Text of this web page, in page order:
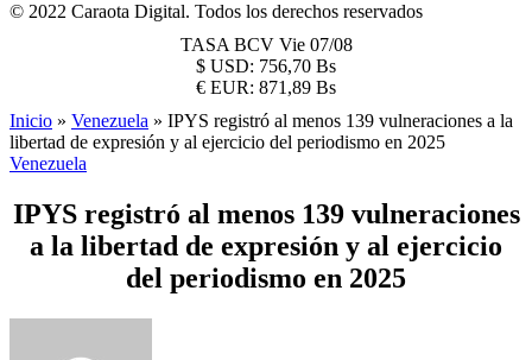
© 2022 Caraota Digital. Todos los derechos reservados
TASA BCV Vie 07/08
$ USD: 756,70 Bs
€ EUR: 871,89 Bs
Inicio » Venezuela » IPYS registró al menos 139 vulneraciones a la
libertad de expresión y al ejercicio del periodismo en 2025
Venezuela
IPYS registró al menos 139 vulneraciones
a la libertad de expresión y al ejercicio
del periodismo en 2025